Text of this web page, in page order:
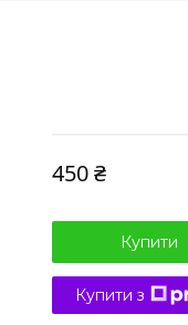
450 ₴
Купити
Купити з